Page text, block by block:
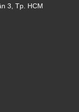
3, Tp. HCM